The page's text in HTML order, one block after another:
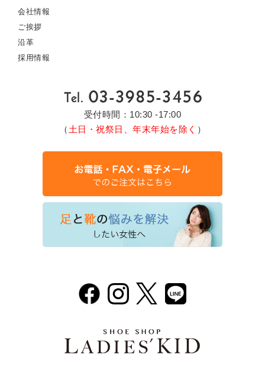
会社情報
ご挨拶
沿革
採用情報
受付時間：10:30 -17:00
（ 土日・祝祭日、年末年始を除く ）